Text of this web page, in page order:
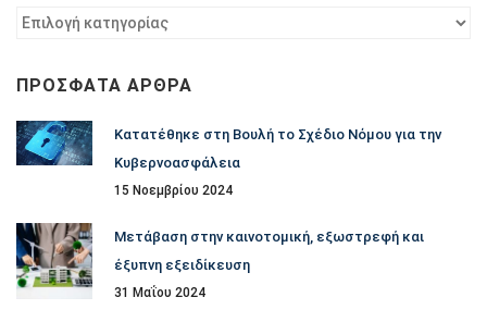
Φίλτρο
ΠΡΌΣΦΑΤΑ ΆΡΘΡΑ
Κατατέθηκε στη Βουλή το Σχέδιο Νόμου για την
Κυβερνοασφάλεια
15 Νοεμβρίου 2024
Μετάβαση στην καινοτομική, εξωστρεφή και
έξυπνη εξειδίκευση
31 Μαΐου 2024